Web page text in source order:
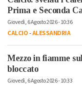
Prima e Seconda
Giovedì, 6 Agosto 2026 - 10:36
CALCIO-ALESSANDRIA
Mezzo in fiamme
bloccato
Giovedì, 6 Agosto 2026 - 10:33